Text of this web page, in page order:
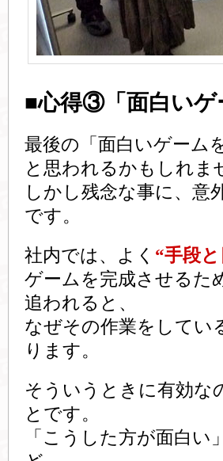
■心得③「面白いゲ
最後の「面白いゲーム
と思われるかもしれま
しかし残念な事に、意
です。
社内では、よく “手段
ゲームを完成させるた
追われると、
なぜその作業をしてい
ります。
そういうときに有効な
とです。
「こうした方が面白